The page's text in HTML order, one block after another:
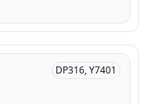
DP316, Y7401